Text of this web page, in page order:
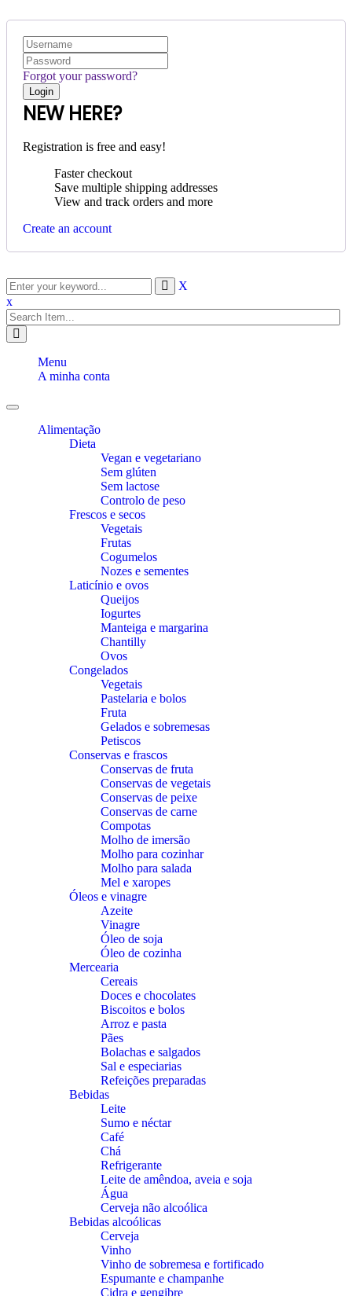
Forgot your password?
NEW HERE?
Registration is free and easy!
Faster checkout
Save multiple shipping addresses
View and track orders and more
Create an account
X
x
Menu
A minha conta
Toggle
navigationAlimentação
Dieta
Vegan e vegetariano
Sem glúten
Sem lactose
Controlo de peso
Frescos e secos
Vegetais
Frutas
Cogumelos
Nozes e sementes
Laticínio e ovos
Queijos
Iogurtes
Manteiga e margarina
Chantilly
Ovos
Congelados
Vegetais
Pastelaria e bolos
Fruta
Gelados e sobremesas
Petiscos
Conservas e frascos
Conservas de fruta
Conservas de vegetais
Conservas de peixe
Conservas de carne
Compotas
Molho de imersão
Molho para cozinhar
Molho para salada
Mel e xaropes
Óleos e vinagre
Azeite
Vinagre
Óleo de soja
Óleo de cozinha
Mercearia
Cereais
Doces e chocolates
Biscoitos e bolos
Arroz e pasta
Pães
Bolachas e salgados
Sal e especiarias
Refeições preparadas
Bebidas
Leite
Sumo e néctar
Café
Chá
Refrigerante
Leite de amêndoa, aveia e soja
Água
Cerveja não alcoólica
Bebidas alcoólicas
Cerveja
Vinho
Vinho de sobremesa e fortificado
Espumante e champanhe
Cidra e gengibre